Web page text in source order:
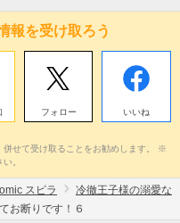
報を受け取ろう
フォロー いいね
せて受け取ることをお勧めします。 ※
。
スピラ
冷徹王子様の溺愛な
お断りです！６